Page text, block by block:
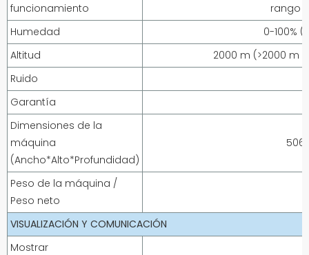
funcionamiento
rango
Humedad
0-100%
Altitud
2000 m (>2000 m
Ruido
Garantía
Dimensiones de la
máquina
(Ancho*Alto*Profundidad)
Peso de la máquina /
Peso neto
VISUALIZACIÓN Y COMUNICACIÓN
Mostrar